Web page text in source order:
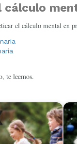
cálculo
el cálculo mental en
te leemos.